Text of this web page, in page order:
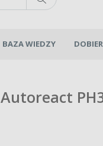
BAZA WIEDZY